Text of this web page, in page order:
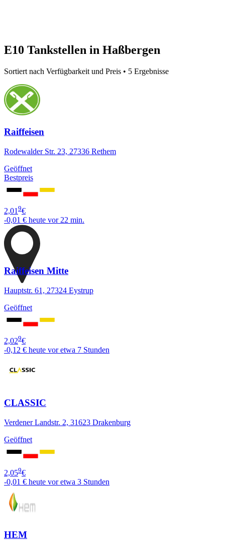
E10 Tankstellen in Haßbergen
Sortiert nach Verfügbarkeit und Preis • 5 Ergebnisse
Raiffeisen
Rodewalder Str. 23, 27336 Rethem
Geöffnet
Bestpreis
2,01 9€
-0,01 € heute vor 22 min.
Raiffeisen Mitte
Hauptstr. 61, 27324 Eystrup
Geöffnet
2,029€
-0,12 € heute vor etwa 7 Stunden
CLASSIC
Verdener Landstr. 2, 31623 Drakenburg
Geöffnet
2,059€
-0,01 € heute vor etwa 3 Stunden
HEM